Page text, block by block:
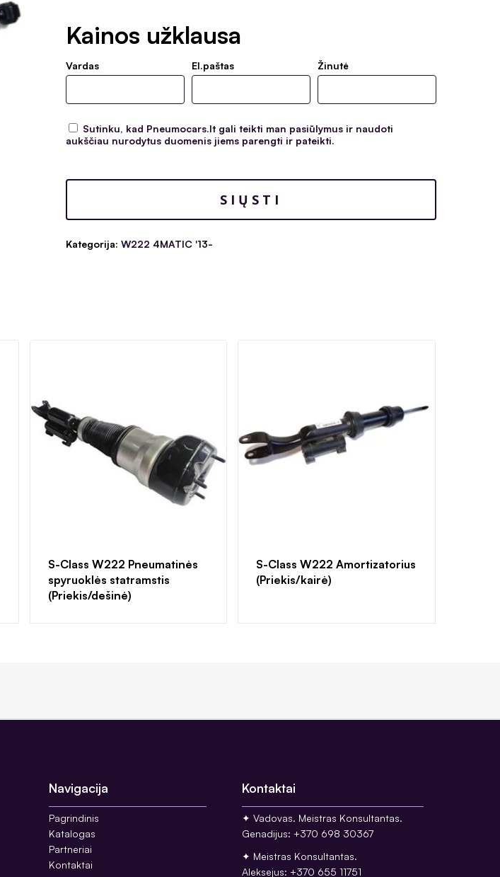
Kainos užklausa
Vardas El.paštas Žinutė
Sutinku, kad Pneumocars.lt gali teikti man pasiūlymus ir naudoti
aukščiau nurodytus duomenis jiems parengti ir pateikti.
Kategorija:W222 4MATIC '13-
S-Class W222 Pneumatinės
spyruoklės statramstis
(Priekis/dešinė)
S-Class W222 Amortizatorius
(Priekis/kairė)
Navigacija
Pagrindinis
Katalogas
Partneriai
Kontaktai
Kontaktai
✦ Vadovas. Meistras Konsultantas.
Genadijus: +370 698 30367
✦ Meistras Konsultantas.
Aleksejus: +370 655 11751